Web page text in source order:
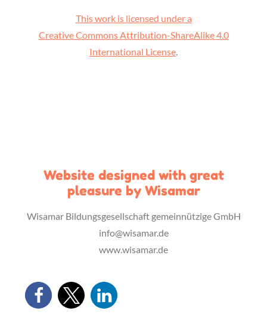
This work is licensed under a
Creative Commons Attribution-ShareAlike 4.0
International License.
Website designed with great
pleasure by Wisamar
Wisamar Bildungsgesellschaft gemeinnützige GmbH
info@wisamar.de
www.wisamar.de